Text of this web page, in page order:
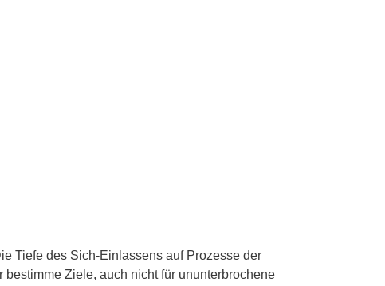
Tiefe des Sich-Einlassens auf Prozesse der
Ziele, auch nicht für ununterbrochene